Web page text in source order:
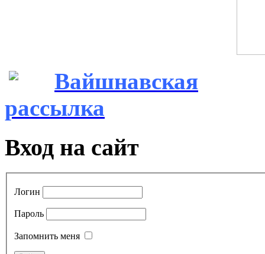
Вайшнавская
рассылка
Вход на сайт
Логин
Пароль
Запомнить меня